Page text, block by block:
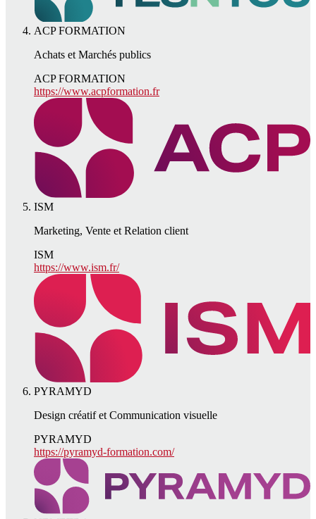
ACP FORMATION
Achats et Marchés publics
ACP FORMATION
https://www.acpformation.fr
ISM
Marketing, Vente et Relation client
ISM
https://www.ism.fr/
PYRAMYD
Design créatif et Communication visuelle
PYRAMYD
https://pyramyd-formation.com/